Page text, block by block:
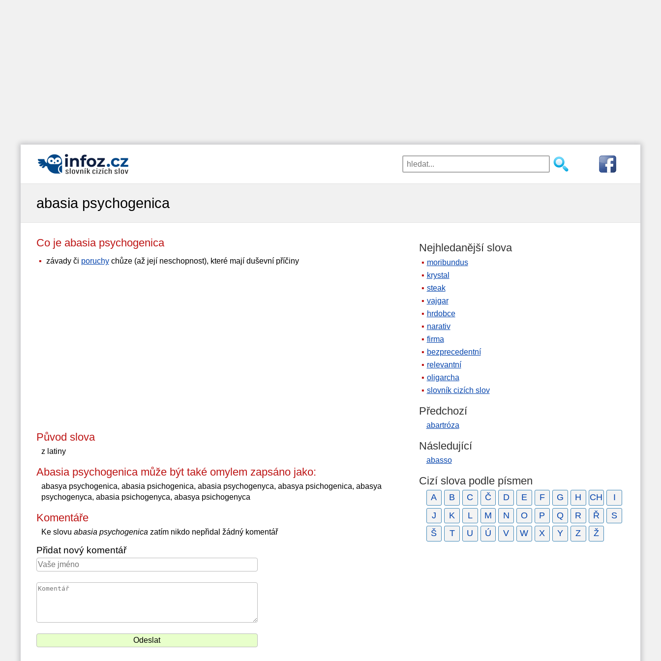
abasia psychogenica
Co je abasia psychogenica
závady či poruchychůze (až její neschopnost), které mají duševní příčiny
Původ slova
z latiny
Abasia psychogenica může být také omylem zapsáno jako:
abasya psychogenica, abasia psichogenica, abasia psychogenyca, abasya psichogenica, abasya
psychogenyca, abasia psichogenyca, abasya psichogenyca
Komentáře
Ke slovu abasia psychogenica zatím nikdo nepřidal žádný komentář
Přidat nový komentář
Nejhledanější slova
moribundus
krystal
steak
vajgar
hrdobce
narativ
firma
bezprecedentní
relevantní
oligarcha
slovník cizích slov
Předchozí
abartróza
Následující
abasso
Cizí slova podle písmen
A B C Č D E F G H CH
I
J
K L M N O P Q R Ř
S
Š
T U Ú V W X Y Z Ž